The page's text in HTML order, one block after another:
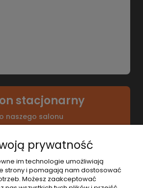
stacjonarny
naszego salonu
Brzeski 56
prywatność
im technologie umożliwiają
strony i pomagają nam dostosować
Możesz zaakceptować